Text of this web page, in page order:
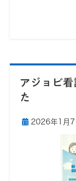
アジョビ
た
2026年1月7